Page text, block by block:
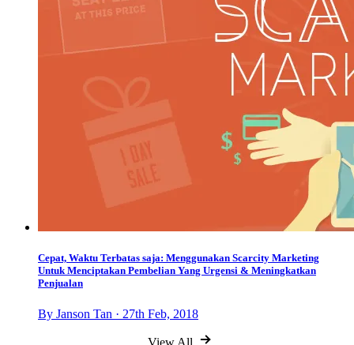
Cepat, Waktu Terbatas saja: Menggunakan Scarcity Marketing
Untuk Menciptakan Pembelian Yang Urgensi & Meningkatkan
Penjualan
By Janson Tan · 27th Feb, 2018
View All